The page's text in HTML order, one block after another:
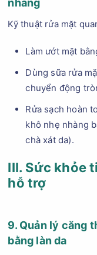
nhàng
Kỹ thuật rửa mặt
Làm ướt mặt
Dùng sữa rửa
chuyển động
Rửa sạch hoàn
khô nhẹ nhàng
chà xát da).
III. Sức khỏe
hỗ trợ
9. Quản lý căng
bằng làn da